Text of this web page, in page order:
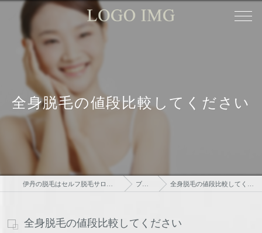
全身脱毛の値段比較してください
ブログ 全身脱毛の値段比較してください
全身脱毛の値段比較してください